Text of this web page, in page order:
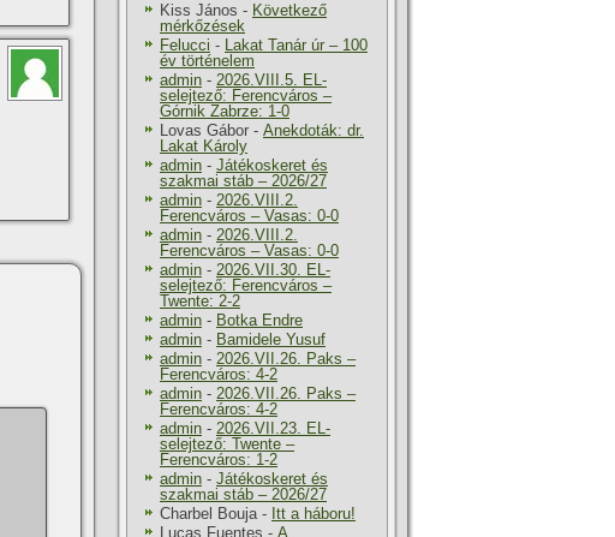
Kiss János - Következő
mérkőzések
Felucci - Lakat Tanár úr – 100
év történelem
admin - 2026.VIII.5. EL-
selejtező: Ferencváros –
Górnik Zabrze: 1-0
Lovas Gábor - Anekdoták: dr.
Lakat Károly
admin - Játékoskeret és
szakmai stáb – 2026/27
admin - 2026.VIII.2.
Ferencváros – Vasas: 0-0
admin - 2026.VIII.2.
Ferencváros – Vasas: 0-0
admin - 2026.VII.30. EL-
selejtező: Ferencváros –
Twente: 2-2
admin - Botka Endre
admin - Bamidele Yusuf
admin - 2026.VII.26. Paks –
Ferencváros: 4-2
admin - 2026.VII.26. Paks –
Ferencváros: 4-2
admin - 2026.VII.23. EL-
selejtező: Twente –
Ferencváros: 1-2
admin - Játékoskeret és
szakmai stáb – 2026/27
Charbel Bouja- Itt a háboru!
Lucas Fuentes - A